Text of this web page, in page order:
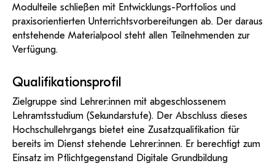
Modulteile schließen mit Entwicklungs-Portfolios und
praxisorientierten Unterrichtsvorbereitungen ab. Der daraus
entstehende Materialpool steht allen Teilnehmenden zur
Verfügung.
Qualifikationsprofil
Zielgruppe sind Lehrer:innen mit abgeschlossenem
Lehramtsstudium (Sekundarstufe). Der Abschluss dieses
Hochschullehrgangs bietet eine Zusatzqualifikation für
bereits im Dienst stehende Lehrer:innen. Er berechtigt zum
Einsatz im Pflichtgegenstand Digitale Grundbildung